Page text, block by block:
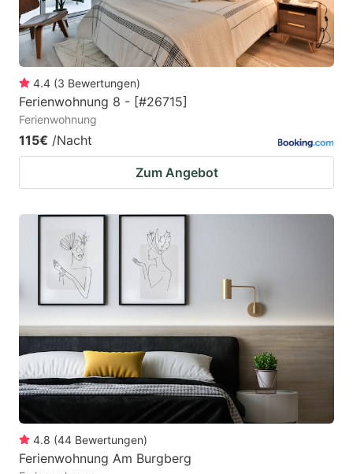
4.4 (3 Bewertungen)
Ferienwohnung 8 - [#26715]
Ferienwohnung
115€ /Nacht
Zum Angebot
4.8 (44 Bewertungen)
Ferienwohnung Am Burgberg